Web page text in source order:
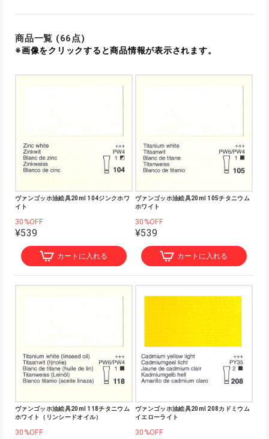
商品一覧 (66点)
※画像をクリックすると商品情報が表示されます。
ヴァンゴッホ油絵具20ml 104ジンクホワ
イト
30%OFF
¥539
カートに入れる
ヴァンゴッホ油絵具20ml 105チタニウム
ホワイト
30%OFF
¥539
カートに入れる
ヴァンゴッホ油絵具20ml 118チタニウム
ホワイト（リンシードオイル）
30%OFF
ヴァンゴッホ油絵具20ml 208カドミウム
イエローライト
30%OFF